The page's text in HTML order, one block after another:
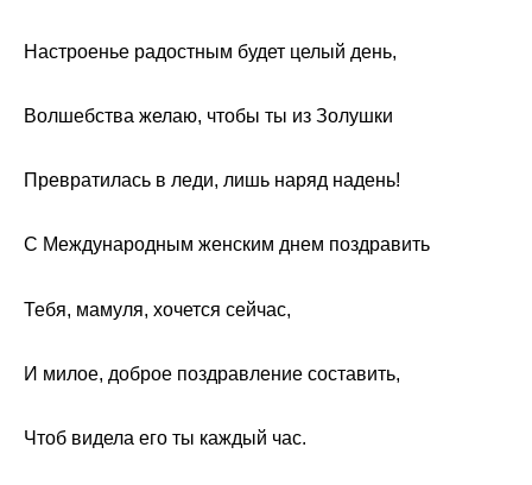
Настроенье радостным будет целый день,
Волшебства желаю, чтобы ты из Золушки
Превратилась в леди, лишь наряд надень!
С Международным женским днем поздравить
Тебя, мамуля, хочется сейчас,
И милое, доброе поздравление составить,
Чтоб видела его ты каждый час.